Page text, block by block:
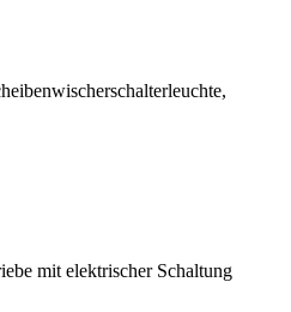
mit elektrischer Schaltung